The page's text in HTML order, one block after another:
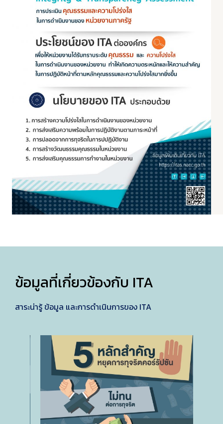
ข้อมูลที่เกี่ยวข้องกับ ITA
สาระน่ารู้ ข้อมูล และการดำเนินการของ ITA